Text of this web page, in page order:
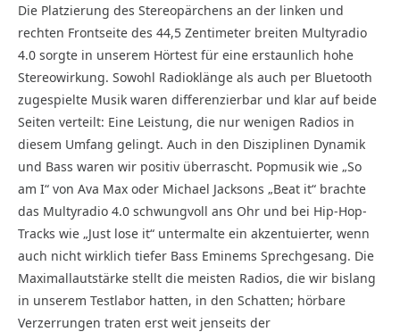
Die Platzierung des Stereopärchens an der linken und
rechten Frontseite des 44,5 Zentimeter breiten Multyradio
4.0 sorgte in unserem Hörtest für eine erstaunlich hohe
Stereowirkung. Sowohl Radioklänge als auch per Bluetooth
zugespielte Musik waren differenzierbar und klar auf beide
Seiten verteilt: Eine Leistung, die nur wenigen Radios in
diesem Umfang gelingt. Auch in den Disziplinen Dynamik
und Bass waren wir positiv überrascht. Popmusik wie „So
am I“ von Ava Max oder Michael Jacksons „Beat it“ brachte
das Multyradio 4.0 schwungvoll ans Ohr und bei Hip-Hop-
Tracks wie „Just lose it“ untermalte ein akzentuierter, wenn
auch nicht wirklich tiefer Bass Eminems Sprechgesang. Die
Maximallautstärke stellt die meisten Radios, die wir bislang
in unserem Testlabor hatten, in den Schatten; hörbare
Verzerrungen traten erst weit jenseits der